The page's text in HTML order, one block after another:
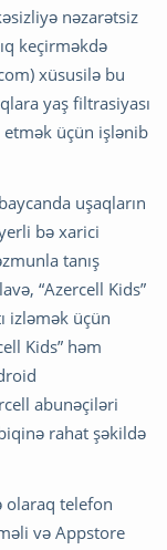
nəzarətsiz
keçirməkdə
xüsusilə bu
yaş filtrasiyası
üçün işlənib
uşaqların
bə xarici
tanış
“Azercell Kids”
izləmək üçün
Kids” həm
abunəçiləri
rahat şəkildə
olaraq telefon
və Appstore